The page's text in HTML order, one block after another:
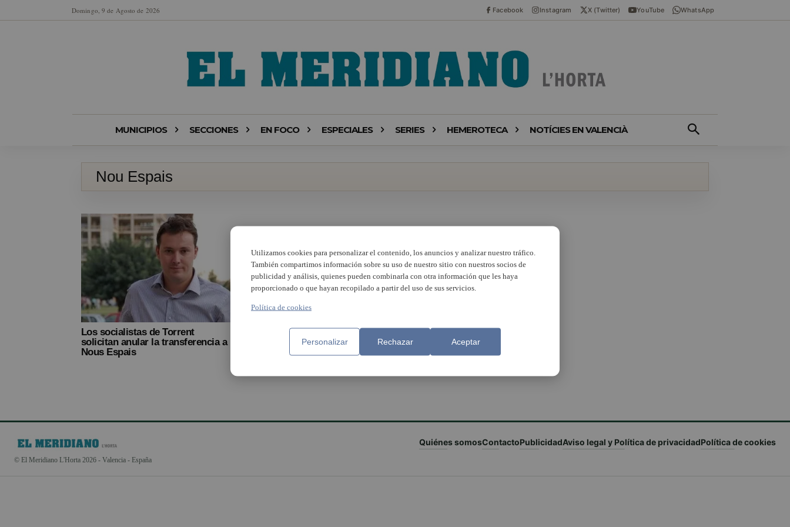
Domingo, 9 de Agosto de 2026 Facebook Instagram X (Twitter) YouTube WhatsApp
MUNICIPIOS SECCIONES EN FOCO ESPECIALES SERIES HEMEROTECA NOTÍCIES EN VALENCIÀ
Nou Espais
Los socialistas de Torrent
solicitan anular la transferencia a
Nous Espais
© El Meridiano L'Horta 2026 - Valencia - España
Quiénes somosContactoPublicidadAviso legal y Política de privacidadPolítica de cookies
Utilizamos cookies para personalizar el contenido, los anuncios y analizar nuestro tráfico.
También compartimos información sobre su uso de nuestro sitio con nuestros socios de
publicidad y análisis, quienes pueden combinarla con otra información que les haya
proporcionado o que hayan recopilado a partir del uso de sus servicios.
Política de cookies
Personalizar Rechazar Aceptar